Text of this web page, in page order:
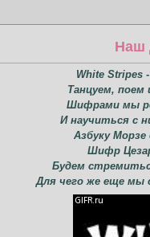
Наш
White Stripes
Танцуем, поем
Шифрами мы
И научиться с
Азбуку Морзе
Шифр
Будем
Для чего же еще мы